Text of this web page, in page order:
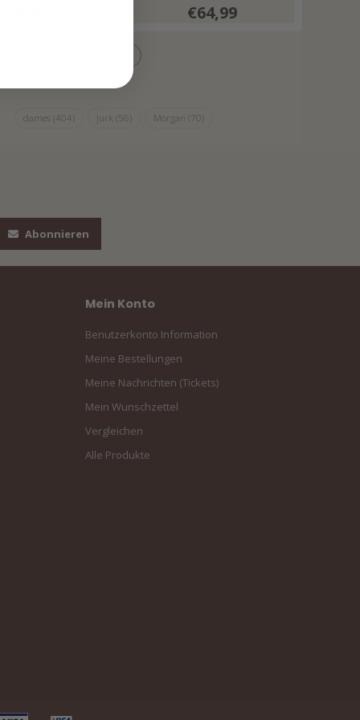
€64,99
dames (404) jurk (56) Morgan (70)
Abonnieren
Mein Konto
Benutzerkonto Information
Meine Bestellungen
Meine Nachrichten (Tickets)
Mein Wunschzettel
Vergleichen
Alle Produkte